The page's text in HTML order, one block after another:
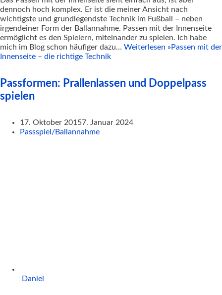
dennoch hoch komplex. Er ist die meiner Ansicht nach
wichtigste und grundlegendste Technik im Fußball – neben
irgendeiner Form der Ballannahme. Passen mit der Innenseite
ermöglicht es den Spielern, miteinander zu spielen. Ich habe
mich im Blog schon häufiger dazu… Weiterlesen » Passen mit der
Innenseite – die richtige Technik
Passformen: Prallenlassen und Doppelpass
spielen
17. Oktober 20157. Januar 2024
Passspiel/Ballannahme
Daniel